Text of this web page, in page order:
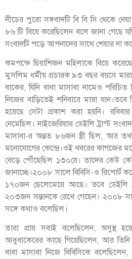
নীচের পুরো সঙ্গবাদটি বি বি সি থেকে
৮৬ টি বিয়ে করেছিলেন বলে জানা গেছে
সংবাদটি পড়ে আপনাদের সাথে শেয়ার না
কমপক্ষে ছিয়াশিজন মহিলাকে বিয়ে
মুসলিম ধর্মীয় প্রচারক ৯৩ বছর বয়সে
বাকের, যিনি বাবা মাসাবা নামেও
নিজের বাড়িতেই শনিবারে মারা
হয়েছে সেটা প্রকাশ করা হয়নি।
নেমেছিল। নাইজেরিয়ার ডেইলি ট্রাস্ট
মাসাবা-র অন্তত ৮৬জন স্ত্রী ছিল, আর
মনোযোগের কেন্দ্রে।ওই খবরের কাগজের
বেড়ে পৌঁছেছিল ১৩০য়ে। তাদের কেউ
জানাচ্ছে।২০০৮ সালে বিবিসি-ও রিপোর্ট
১৭০জন ছেলেমেয়ে আছে। তবে ডেইলি
২০৩জন সন্তানকে রেখে গেছেন। ২০০৮
সঙ্গে কথাও বলেছিল।
তারা প্রায় সবাই বলেছিলেন, অসুস্থ
আবুবাকেরের কাছে গিয়েছিলেন, আর
বাবা মাসাবা নিজে বিবিসিকে